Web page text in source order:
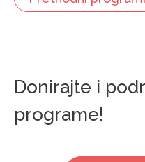
Donirajte i
programe!